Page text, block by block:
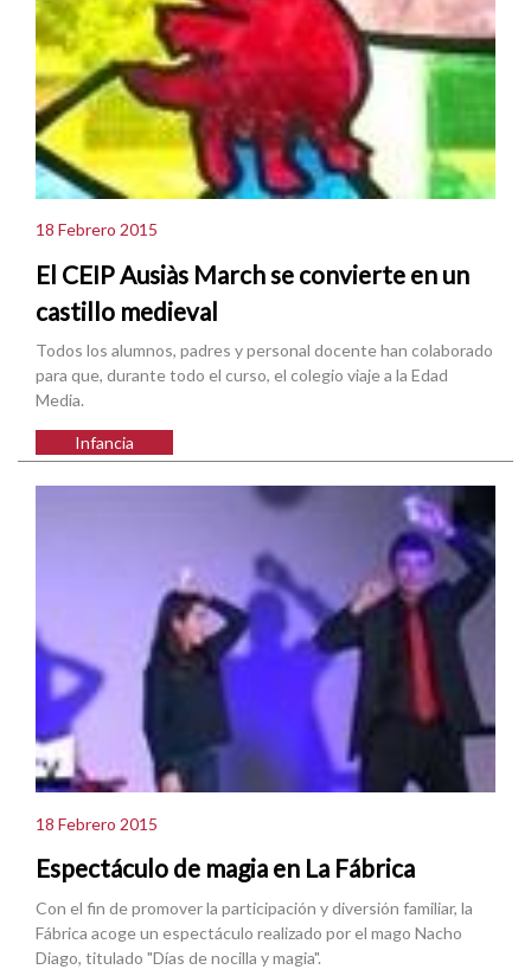
18 Febrero 2015
El CEIP Ausiàs March se convierte en un
castillo medieval
Todos los alumnos, padres y personal docente han colaborado
para que, durante todo el curso, el colegio viaje a la Edad
Media.
Infancia
18 Febrero 2015
Espectáculo de magia en La Fábrica
Con el fin de promover la participación y diversión familiar, la
Fábrica acoge un espectáculo realizado por el mago Nacho
Diago, titulado "Días de nocilla y magia".